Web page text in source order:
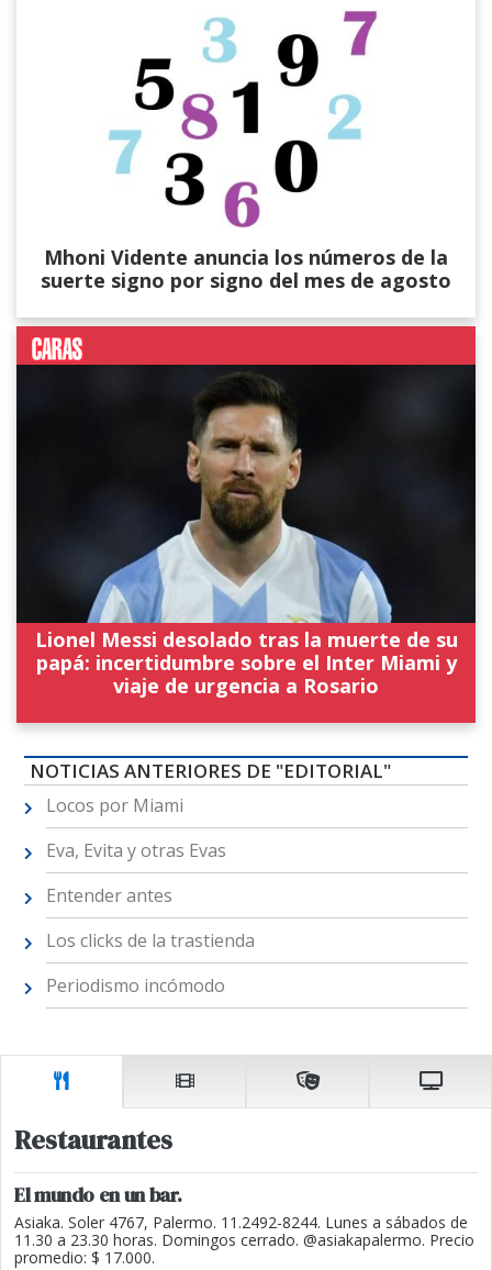
Mhoni Vidente anuncia los números de la
suerte signo por signo del mes de agosto
Lionel Messi desolado tras la muerte de su
papá: incertidumbre sobre el Inter Miami y
viaje de urgencia a Rosario
NOTICIAS ANTERIORES DE "EDITORIAL"
Locos por Miami
Eva, Evita y otras Evas
Entender antes
Los clicks de la trastienda
Periodismo incómodo
Restaurantes
El mundo en un bar.
Asiaka. Soler 4767, Palermo. 11.2492-8244. Lunes a sábados de
11.30 a 23.30 horas. Domingos cerrado. @asiakapalermo. Precio
promedio: $ 17.000.